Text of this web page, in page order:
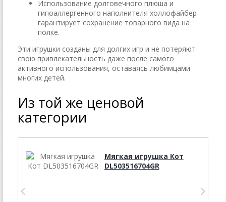
Использование долговечного плюша и
гипоаллергенного наполнителя холлофайбер
гарантирует сохранение товарного вида на
полке.
Эти игрушки созданы для долгих игр и не потеряют
свою привлекательность даже после самого
активного использования, оставаясь любимцами
многих детей.
Из той же ценовой
категории
Мягкая игрушка Кот
DL503516704GR